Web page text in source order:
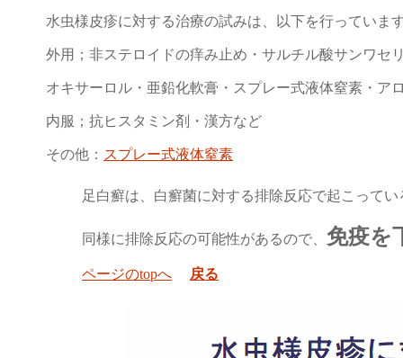
水虫様皮疹に対する治療の試みは、以下を行っていま
外用；非ステロイドの痒み止め・サルチル酸サンワセ
オキサーロル・亜鉛化軟膏・スプレー式液体窒素・ア
内服；抗ヒスタミン剤・漢方など
その他： スプレー式液体窒素
足白癬は、白癬菌に対する排除反応で起こってい
同様に排除反応の可能性があるので、 免疫を
ページのtopへ 戻る